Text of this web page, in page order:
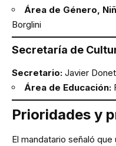
Área de Género,
Borglini
Secretaría de
Secretario: Javier
Área de Educación:
Prioridades y
El mandatario señaló